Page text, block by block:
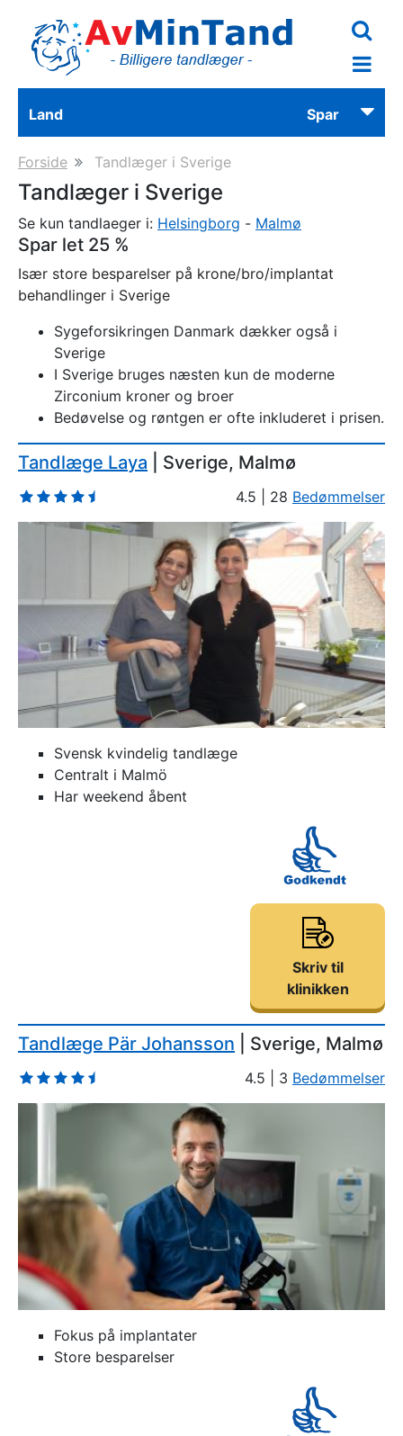
Skip
to
main
content
Land
Spar
Forside Tandlæger i Sverige
Tandlæger i Sverige
Se kun tandlaeger i: Helsingborg Malmø
Spar let 25 %
Især store besparelser på krone/bro/implantat
behandlinger i Sverige
Sygeforsikringen Danmark dækker også i
Sverige
I Sverige bruges næsten kun de moderne
Zirconium kroner og broer
Bedøvelse og røntgen er ofte inkluderet i prisen.
Tandlæge Laya | Sverige, Malmø
4.5 | 28 Bedømmelser
Svensk kvindelig tandlæge
Centralt i Malmö
Har weekend åbent
Skriv til
klinikken
Tandlæge Pär Johansson | Sverige, Malmø
4.5 | 3 Bedømmelser
Fokus på implantater
Store besparelser